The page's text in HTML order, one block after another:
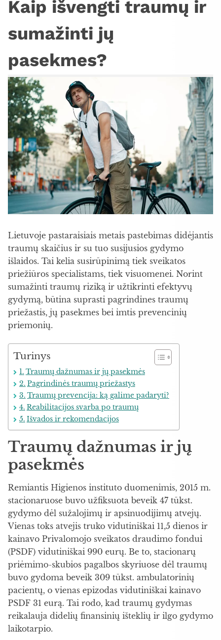
Kaip išvengti traumų ir
sumažinti jų
pasekmes?
Lietuvoje pastaraisiais metais pastebimas didėjantis
traumų skaičius ir su tuo susijusios gydymo
išlaidos. Tai kelia susirūpinimą tiek sveikatos
priežiūros specialistams, tiek visuomenei. Norint
sumažinti traumų riziką ir užtikrinti efektyvų
gydymą, būtina suprasti pagrindines traumų
priežastis, jų pasekmes bei imtis prevencinių
priemonių.
Turinys
Traumų dažnumas ir jų pasekmės
Pagrindinės traumų priežastys
Traumų prevencija: ką galime padaryti?
Reabilitacijos svarba po traumų
Išvados ir rekomendacijos
Traumų dažnumas ir jų
pasekmės
Remiantis Higienos instituto duomenimis, 2015 m.
stacionaruose buvo užfiksuota beveik 47 tūkst.
gydymo dėl sužalojimų ir apsinuodijimų atvejų.
Vienas toks atvejis truko vidutiniškai 11,5 dienos ir
kainavo Privalomojo sveikatos draudimo fondui
(PSDF) vidutiniškai 990 eurų. Be to, stacionarų
priėmimo-skubios pagalbos skyriuose dėl traumų
buvo gydoma beveik 309 tūkst. ambulatorinių
pacientų, o vienas epizodas vidutiniškai kainavo
PSDF 31 eurą. Tai rodo, kad traumų gydymas
reikalauja didelių finansinių išteklių ir ilgo gydymo
laikotarpio.